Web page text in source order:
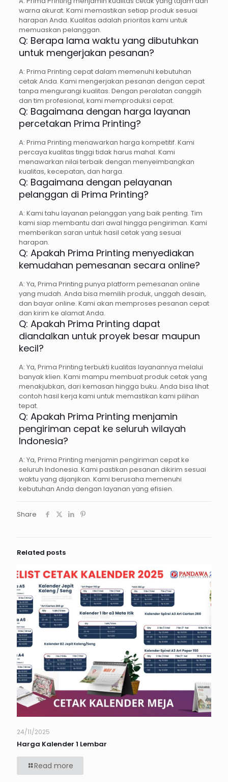
warna akurat. Kami memastikan setiap produk sesuai
harapan Anda. Kualitas adalah prioritas kami untuk
memuaskan pelanggan.
Q: Berapa lama waktu yang dibutuhkan
untuk mengerjakan pesanan?
A: Prima Printing cepat dalam memenuhi kebutuhan
cetak Anda. Kami mengerjakan pesanan dengan cepat
tanpa mengurangi kualitas. Dengan peralatan canggih
dan tim profesional, kami memproduksi cepat.
Q: Bagaimana dengan harga layanan
percetakan Prima Printing?
A: Prima Printing menawarkan harga kompetitif. Kami
percaya kualitas tinggi tidak harus mahal. Kami
menawarkan nilai terbaik dengan menyeimbangkan
kualitas, kecepatan, dan harga.
Q: Bagaimana dengan pelayanan
pelanggan di Prima Printing?
A: Kami tahu layanan pelanggan yang baik penting. Tim
kami siap membantu dari awal hingga pengiriman. Kami
memberikan saran untuk hasil cetak yang sesuai
harapan.
Q: Apakah Prima Printing menyediakan
kemudahan pemesanan secara online?
A: Ya, Prima Printing punya platform pemesanan online
yang mudah. Anda bisa memilih produk, unggah desain,
dan bayar online. Kami akan memproses pesanan cepat
dan kirim ke alamat Anda.
Q: Apakah Prima Printing dapat
diandalkan untuk proyek besar maupun
kecil?
A: Ya, Prima Printing terbukti kualitas layanannya melalui
banyak klien. Kami mampu membuat produk cetak yang
menakjubkan, dari kemasan hingga buku. Anda bisa lihat
contoh hasil kerja kami untuk memastikan kami pilihan
tepat.
Q: Apakah Prima Printing menjamin
pengiriman cepat ke seluruh wilayah
Indonesia?
A: Ya, Prima Printing menjamin pengiriman cepat ke
seluruh Indonesia. Kami pastikan pesanan dikirim sesuai
waktu yang dijanjikan. Kami berusaha memenuhi
kebutuhan Anda dengan layanan yang efisien.
Share
Related posts
24/11/2025
Harga Kalender 1 Lembar
Read more